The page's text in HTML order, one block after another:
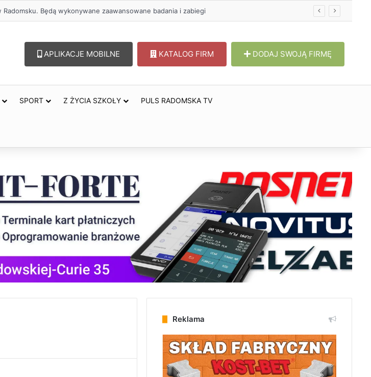
APLIKACJE MOBILNE KATALOG FIRM DODAJ SWOJĄ FIRMĘ
SPORT Z ŻYCIA SZKOŁY PULS RADOMSKA TV
Reklama